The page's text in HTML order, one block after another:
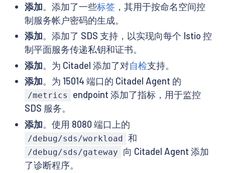
添加。添加了一些标签，其用于按命名空间控
制服务帐户密码的生成。
添加。添加了 SDS 支持，以实现向每个 Istio 控
制平面服务传递私钥和证书。
添加。为 Citadel 添加了对自检支持。
添加。为 15014 端口的 Citadel Agent 的
/metrics
endpoint 添加了指标，用于监控
SDS 服务。
添加。使用 8080 端口上的
/debug/sds/workload 和
/debug/sds/gateway
向 Citadel Agent 添加
了诊断程序。